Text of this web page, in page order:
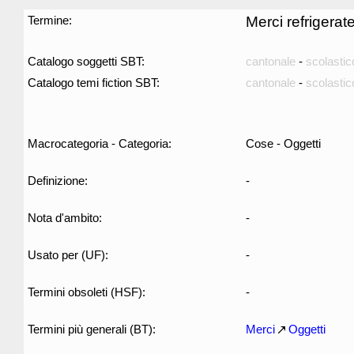
Termine: Merci refrigerate
Catalogo soggetti SBT: cantonale -
Catalogo temi fiction SBT:
cantonale -
Macrocategoria - Categoria: Cose - Oggetti
Definizione: -
Nota d'ambito: -
Usato per (UF): -
Termini obsoleti (HSF): -
Termini più generali (BT): Merci Oggetti